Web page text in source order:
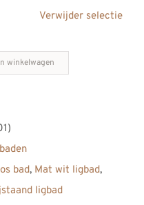
Verwijder selectie
winkelwagen
bad, Mat wit ligbad,
ligbad